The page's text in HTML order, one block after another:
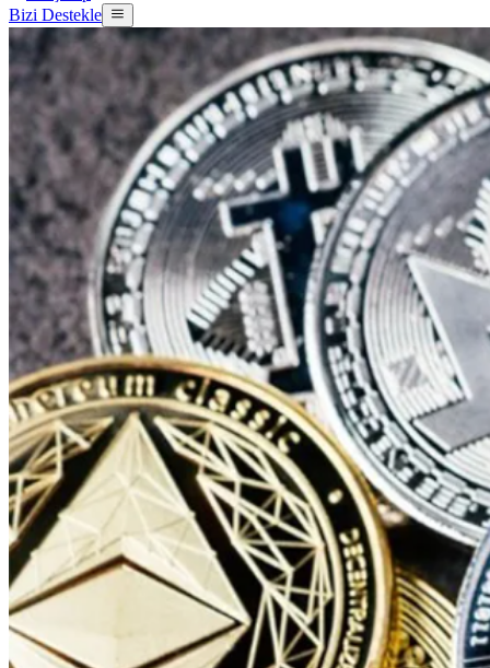
Bizi Destekle